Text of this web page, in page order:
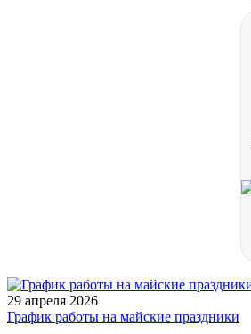
29 апреля 2026
График работы на майские праздники